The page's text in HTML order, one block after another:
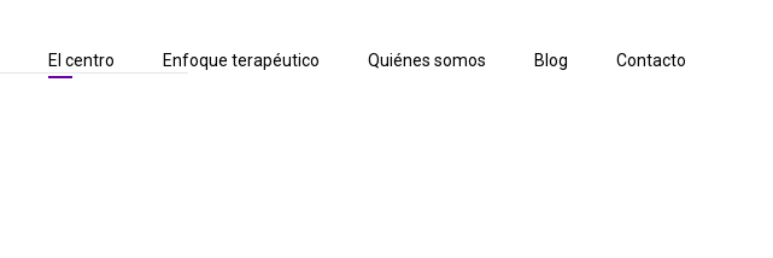
El centro Enfoque terapéutico Quiénes somos Blog Contacto